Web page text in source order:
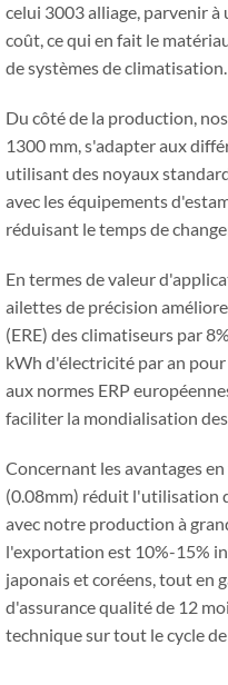
celui 3003 alliage, parvenir
coût, ce qui en fait le
de systèmes de climatisation.
Du côté de la production,
1300 mm, s'adapter aux
utilisant des noyaux
avec les équipements
réduisant le temps de
En termes de valeur
ailettes de précision
(ERE) des climatiseurs par
kWh d'électricité par an
aux normes ERP
faciliter la mondialisation
Concernant les avantages
(0.08mm) réduit l'utilisation
avec notre production à
l'exportation est 10%-15%
japonais et coréens, tout en
d'assurance qualité de 12
technique sur tout le cycle